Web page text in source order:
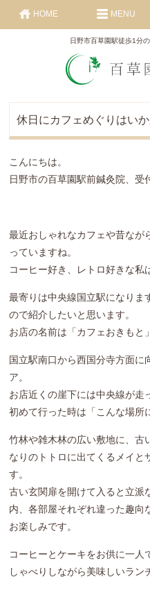
日野市百草園駅徒歩1分
HOME MENU
休日にカフェめぐりはいか
こんにちは。
日野市の百草園駅前鍼灸院、受
最近おしゃれなカフェや昔なが
っていますね。
コーヒー好き、レトロ好きな私
最寄りは中央線国立駅になりま
ので紹介したいと思います。
お店の名前は「カフェおきもと
国立駅南口から西国分寺方面に
ア。
お店近くの崖下には中央線が走
初めて行った時は「こんな場所
竹林や雑木林の広い敷地に、古
なりのトトロに出てくるメイと
す。
古い玄関扉を開けて入ると立派
内、各部屋それぞれ違った趣向
お楽しみです。
コーヒーとケーキをお供に一人
しゃべりしながら美味しいラン